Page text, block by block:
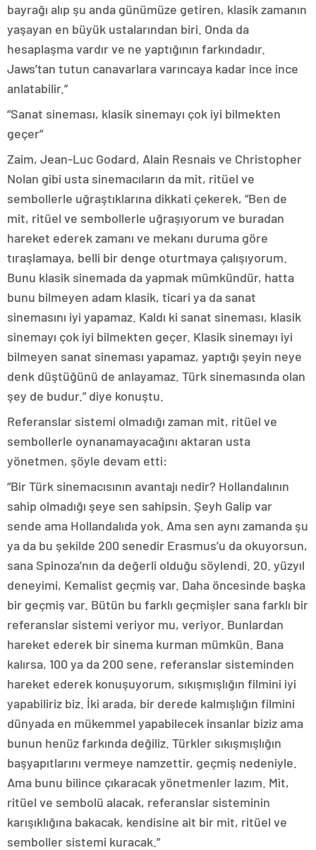
bayrağı alıp şu anda günümüze getiren, klasik zamanın
yaşayan en büyük ustalarından biri. Onda da
hesaplaşma vardır ve ne yaptığının farkındadır.
Jaws’tan tutun canavarlara varıncaya kadar ince ince
anlatabilir.”
“Sanat sineması, klasik sinemayı çok iyi bilmekten
geçer”
Zaim, Jean-Luc Godard, Alain Resnais ve Christopher
Nolan gibi usta sinemacıların da mit, ritüel ve
sembollerle uğraştıklarına dikkati çekerek, “Ben de
mit, ritüel ve sembollerle uğraşıyorum ve buradan
hareket ederek zamanı ve mekanı duruma göre
tıraşlamaya, belli bir denge oturtmaya çalışıyorum.
Bunu klasik sinemada da yapmak mümkündür, hatta
bunu bilmeyen adam klasik, ticari ya da sanat
sinemasını iyi yapamaz. Kaldı ki sanat sineması, klasik
sinemayı çok iyi bilmekten geçer. Klasik sinemayı iyi
bilmeyen sanat sineması yapamaz, yaptığı şeyin neye
denk düştüğünü de anlayamaz. Türk sinemasında olan
şey de budur.” diye konuştu.
Referanslar sistemi olmadığı zaman mit, ritüel ve
sembollerle oynanamayacağını aktaran usta
yönetmen, şöyle devam etti:
“Bir Türk sinemacısının avantajı nedir? Hollandalının
sahip olmadığı şeye sen sahipsin. Şeyh Galip var
sende ama Hollandalıda yok. Ama sen aynı zamanda şu
ya da bu şekilde 200 senedir Erasmus’u da okuyorsun,
sana Spinoza’nın da değerli olduğu söylendi. 20. yüzyıl
deneyimi, Kemalist geçmiş var. Daha öncesinde başka
bir geçmiş var. Bütün bu farklı geçmişler sana farklı bir
referanslar sistemi veriyor mu, veriyor. Bunlardan
hareket ederek bir sinema kurman mümkün. Bana
kalırsa, 100 ya da 200 sene, referanslar sisteminden
hareket ederek konuşuyorum, sıkışmışlığın filmini iyi
yapabiliriz biz. İki arada, bir derede kalmışlığın filmini
dünyada en mükemmel yapabilecek insanlar biziz ama
bunun henüz farkında değiliz. Türkler sıkışmışlığın
başyapıtlarını vermeye namzettir, geçmiş nedeniyle.
Ama bunu bilince çıkaracak yönetmenler lazım. Mit,
ritüel ve sembolü alacak, referanslar sisteminin
karışıklığına bakacak, kendisine ait bir mit, ritüel ve
semboller sistemi kuracak.”